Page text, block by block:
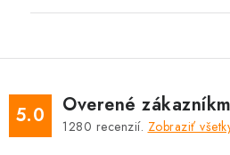
5.0 Overené
1280 recenzií. Zobraziť